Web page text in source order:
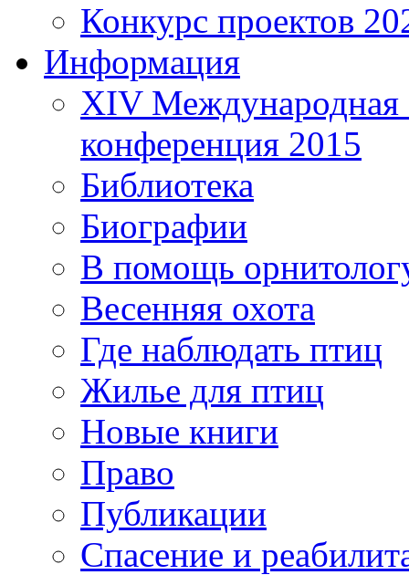
Конкурс проектов
Информация
XIV Международная
конференция 2015
Библиотека
Биографии
В помощь
Весенняя охота
Где наблюдать птиц
Жилье для птиц
Новые книги
Право
Публикации
Спасение и